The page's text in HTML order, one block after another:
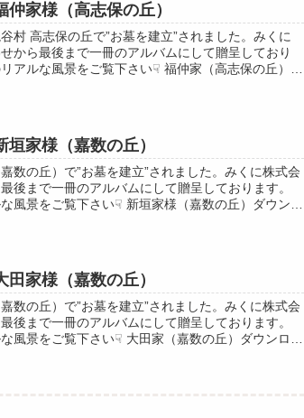
家様（高志保の丘）
村 高志保の丘で”お墓を建立”されました。みくに
から最後まで一冊のアルバムにして贈呈しており
アルな風景をご覧下さい☟ 福仲家（高志保の丘）ダ
家様（嘉数の丘）
数の丘）で”お墓を建立”されました。みくに株式会
後まで一冊のアルバムにして贈呈しております。
風景をご覧下さい☟ 新垣家様（嘉数の丘）ダウンロ
家様（嘉数の丘）
数の丘）で”お墓を建立”されました。みくに株式会
後まで一冊のアルバムにして贈呈しております。
風景をご覧下さい☟ 大田家（嘉数の丘）ダウンロー